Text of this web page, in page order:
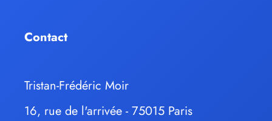
Contact
Tristan-Frédéric Moir
16, rue de l'arrivée - 75015 Paris